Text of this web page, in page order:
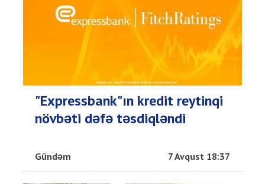
"Expressbank"ın kredit reytinqi
növbəti dəfə təsdiqləndi
Gündəm 7 Avqust 18:37